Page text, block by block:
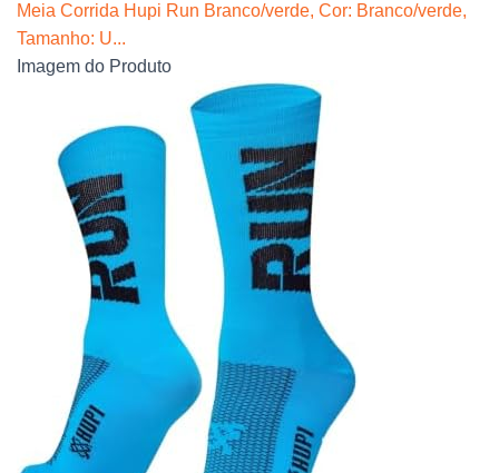
Meia Corrida Hupi Run Branco/verde, Cor: Branco/verde,
Tamanho: U...
Imagem do Produto